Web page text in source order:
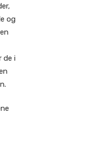
og
de i